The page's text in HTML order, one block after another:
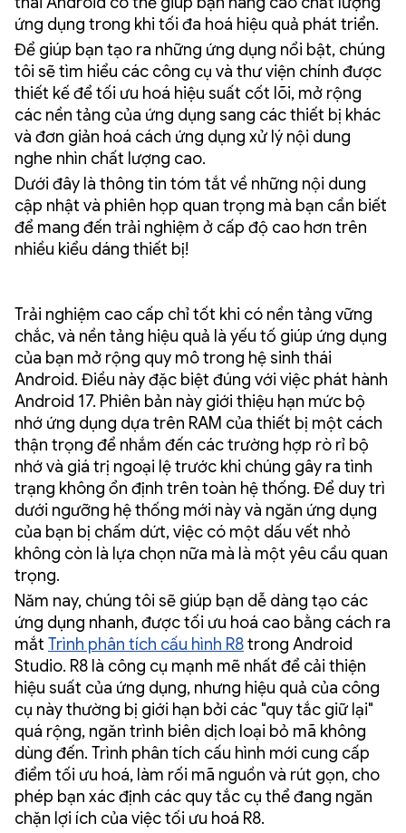
ứng dụng trong khi tối đa hoá hiệu quả phát triển.
Để giúp bạn tạo ra những ứng dụng nổi bật, chúng
tôi sẽ tìm hiểu các công cụ và thư viện chính được
thiết kế để tối ưu hoá hiệu suất cốt lõi, mở rộng
các nền tảng của ứng dụng sang các thiết bị khác
và đơn giản hoá cách ứng dụng xử lý nội dung
nghe nhìn chất lượng cao.
Dưới đây là thông tin tóm tắt về những nội dung
cập nhật và phiên họp quan trọng mà bạn cần biết
để mang đến trải nghiệm ở cấp độ cao hơn trên
nhiều kiểu dáng thiết bị!
Trải nghiệm cao cấp chỉ tốt khi có nền tảng vững
chắc, và nền tảng hiệu quả là yếu tố giúp ứng dụng
của bạn mở rộng quy mô trong hệ sinh thái
Android. Điều này đặc biệt đúng với việc phát hành
Android 17. Phiên bản này giới thiệu hạn mức bộ
nhớ ứng dụng dựa trên RAM của thiết bị một cách
thận trọng để nhắm đến các trường hợp rò rỉ bộ
nhớ và giá trị ngoại lệ trước khi chúng gây ra tình
trạng không ổn định trên toàn hệ thống. Để duy trì
dưới ngưỡng hệ thống mới này và ngăn ứng dụng
của bạn bị chấm dứt, việc có một dấu vết nhỏ
không còn là lựa chọn nữa mà là một yêu cầu quan
trọng.
Năm nay, chúng tôi sẽ giúp bạn dễ dàng tạo các
ứng dụng nhanh, được tối ưu hoá cao bằng cách ra
mắt Trình phân tích cấu hình R8trong Android
Studio. R8 là công cụ mạnh mẽ nhất để cải thiện
hiệu suất của ứng dụng, nhưng hiệu quả của công
cụ này thường bị giới hạn bởi các "quy tắc giữ lại"
quá rộng, ngăn trình biên dịch loại bỏ mã không
dùng đến. Trình phân tích cấu hình mới cung cấp
điểm tối ưu hoá, làm rối mã nguồn và rút gọn, cho
phép bạn xác định các quy tắc cụ thể đang ngăn
chặn lợi ích của việc tối ưu hoá R8.